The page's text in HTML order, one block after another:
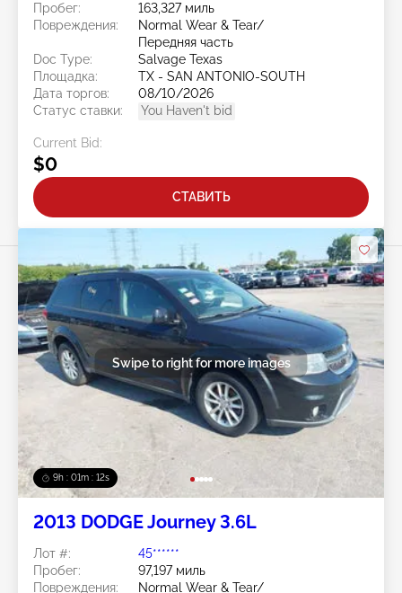
Пробег:
163,327 миль
Повреждения:
Normal Wear & Tear/
Передняя часть
Doc Type:
Salvage Texas
Площадка:
TX - SAN ANTONIO-SOUTH
Дата торгов:
08/10/2026
Статус ставки:
You Haven't bid
Current Bid:
$0
СТАВИТЬ
9h : 01m : 09s
Swipe to right for more images
2013 DODGE Journey 3.6L
Лот #:
45******
Пробег:
97,197 миль
Повреждения:
Normal Wear & Tear/